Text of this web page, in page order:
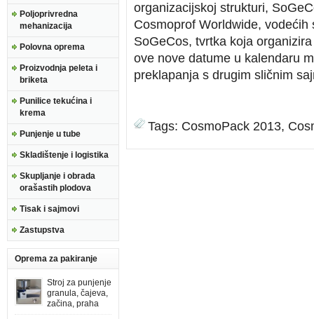
Poljoprivredna
mehanizacija
Polovna oprema
Proizvodnja peleta i
briketa
Punilice tekućina i
krema
Punjenje u tube
Skladištenje i logistika
Skupljanje i obrada
orašastih plodova
Tisak i sajmovi
Zastupstva
Oprema za pakiranje
Stroj za punjenje
granula, čajeva,
začina, praha
organizacijskoj strukturi,
Cosmoprof Worldwide,
SoGeCos, tvrtka koja
ove nove datume u kalendaru
preklapanja s drugim sličnim
Tags: CosmoPack 2013,